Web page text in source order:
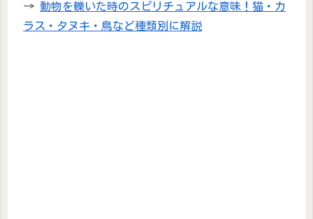
→ 動物を轢いた時のスピリチュアルな意味！猫・カ
ラス・タヌキ・鳥など種類別に解説